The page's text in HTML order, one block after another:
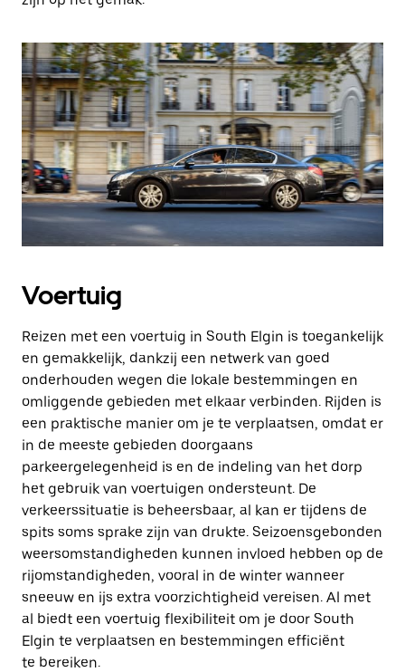
Voertuig
Reizen met een voertuig in South Elgin is toegankelijk
en gemakkelijk, dankzij een netwerk van goed
onderhouden wegen die lokale bestemmingen en
omliggende gebieden met elkaar verbinden. Rijden is
een praktische manier om je te verplaatsen, omdat er
in de meeste gebieden doorgaans
parkeergelegenheid is en de indeling van het dorp
het gebruik van voertuigen ondersteunt. De
verkeerssituatie is beheersbaar, al kan er tijdens de
spits soms sprake zijn van drukte. Seizoensgebonden
weersomstandigheden kunnen invloed hebben op de
rijomstandigheden, vooral in de winter wanneer
sneeuw en ijs extra voorzichtigheid vereisen. Al met
al biedt een voertuig flexibiliteit om je door South
Elgin te verplaatsen en bestemmingen efficiënt
te bereiken.